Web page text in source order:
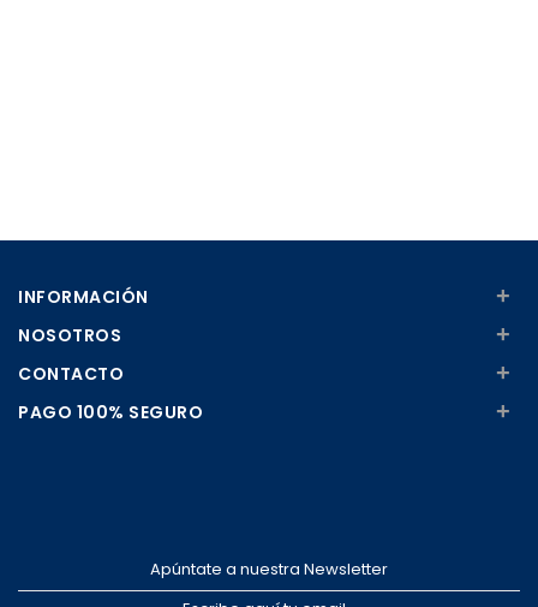
INFORMACIÓN +
NOSOTROS +
CONTACTO +
PAGO 100% SEGURO +
Apúntate a nuestra Newsletter